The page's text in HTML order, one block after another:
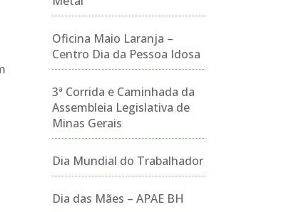
Oficina Maio Laranja –
Centro Dia da Pessoa Idosa
3ª Corrida e Caminhada da
Assembleia Legislativa de
Minas Gerais
Dia Mundial do Trabalhador
Dia das Mães – APAE BH